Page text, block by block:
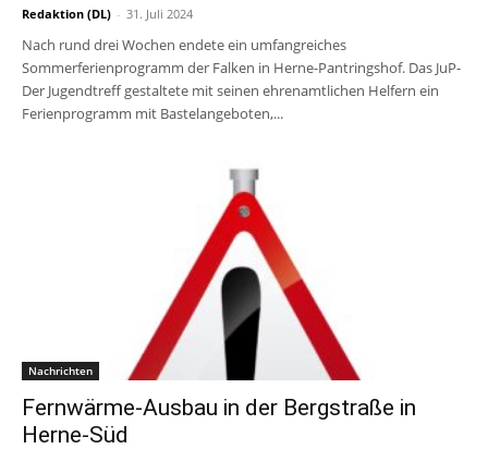
Redaktion (DL) - 31. Juli 2024
Nach rund drei Wochen endete ein umfangreiches
Sommerferienprogramm der Falken in Herne-Pantringshof. Das JuP-
Der Jugendtreff gestaltete mit seinen ehrenamtlichen Helfern ein
Ferienprogramm mit Bastelangeboten,...
Nachrichten
Fernwärme-Ausbau in der Bergstraße in
Herne-Süd